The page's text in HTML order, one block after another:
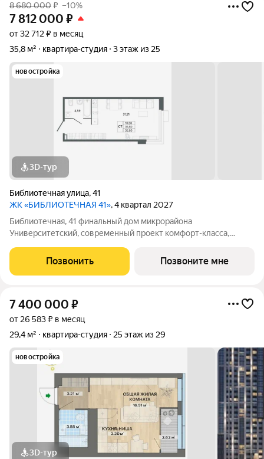
8 680 000₽ –10%
7 812 000 ₽
от 32 712 ₽ в месяц
35,8 м²
квартира-студия 3 этаж из 25
новостройка
3D-тур
Библиотечная улица,41
ЖК «БИБЛИОТЕЧНАЯ 41», 4 квартал 2027
Библиотечная, 41 финальный дом микрорайона
Университетский, современный проект комфорт-класса,
«Первостроитель». Дом органично вписался в микрорайон,
став его естественным продолжением и унаследовав все
Позвонить Позвоните мне
7 400 000 ₽
от 26 583 ₽ в месяц
29,4 м²
квартира-студия 25 этаж из 29
новостройка
3D-тур